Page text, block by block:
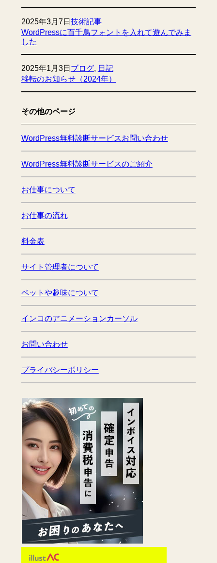
2025年3月7日 技術記事
WordPressに百千鳥フォントを入れて遊んでみま
した
2025年1月3日 ブログ, 日記
移転のお知らせ（2024年）
その他のページ
WordPress無料診断サービスお問い合わせ
WordPress無料診断サービスのご紹介
お仕事について
お仕事の流れ
料金表
サイト管理者について
ペットや趣味について
インコのアニメーションカーソル
お問い合わせ
プライバシーポリシー